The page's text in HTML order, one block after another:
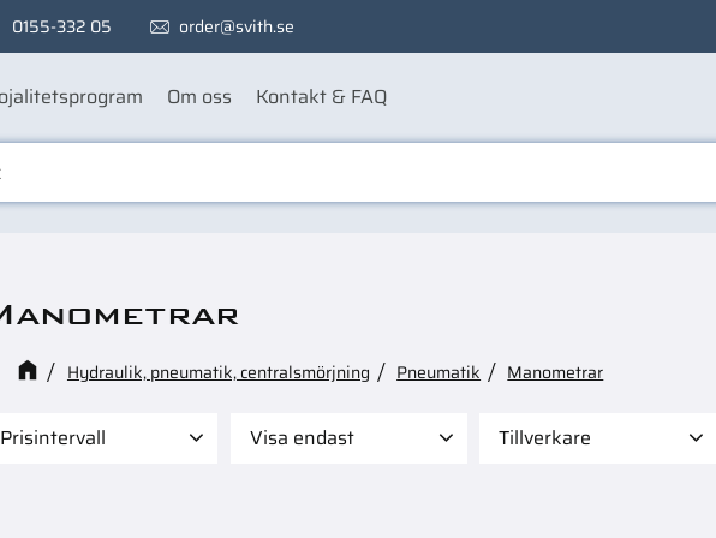
0155-332 05 order@svith.se
Om oss Kontakt & FAQ
Hydraulik, pneumatik, centralsmörjning Pneumatik Manometrar
Prisintervall Visa endast Tillverkare